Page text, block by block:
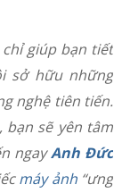
giúp bạn tiết
sở hữu những
nghệ tiên tiến.
bạn sẽ yên tâm
ngayAnh Đức
máy ảnh“ưng